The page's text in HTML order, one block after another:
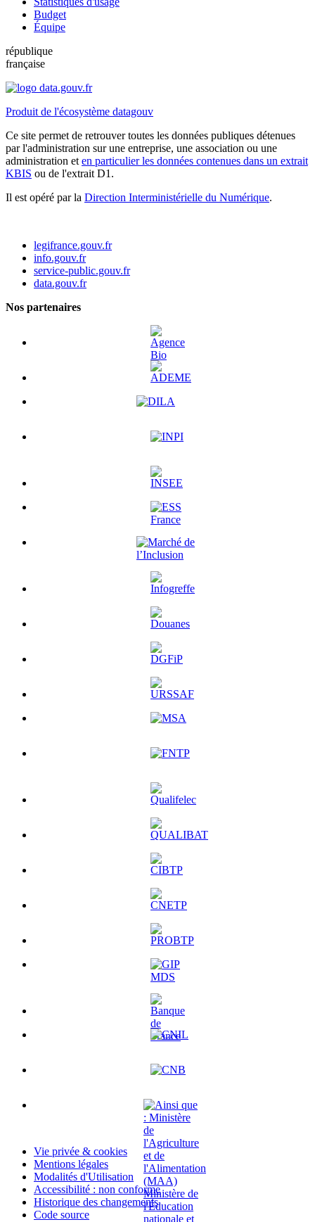
Budget
Équipe
république
française
Produit de l'écosystème datagouv
Ce site permet de retrouver toutes les données publiques détenues
par l'administration sur une entreprise, une association ou une
administration et en particulier les données contenues dans un extrait
KBIS ou de l'extrait D1.
Il est opéré par la Direction Interministérielle du Numérique.
legifrance.gouv.fr
info.gouv.fr
service-public.gouv.fr
data.gouv.fr
Nos partenaires
Vie privée & cookies
Mentions légales
Modalités d'Utilisation
Accessibilité : non conforme
Historique des changements
Code source